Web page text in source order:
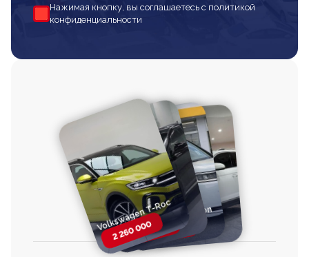
Нажимая кнопку, вы соглашаетесь с политикой
конфиденциальности
Volkswagen T-Roc
2 260 000
Toyota Harrier
2 820 000
Honda Step Wagon
2 820 000
Volkswagen
TAYRON
2 670 000